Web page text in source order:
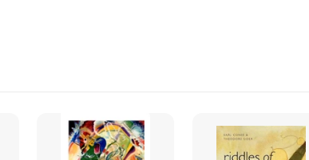
med begagnade böcker
och består av 432 sidor
Förlaget bakom boken är